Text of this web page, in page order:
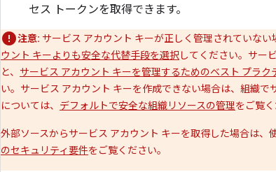
セス トークンを取得できます。
注意: サービス アカウント キーが正しく管理されていな
ウント キーよりも安全な代替手段を選択 してください。サー
と、 サービス アカウント キーを管理するためのベスト プラク
い。サービス アカウント キーを作成できない場合は、組織
については、 デフォルトで安全な組織リソースの管理をご覧く
外部ソースからサービス アカウント キーを取得した場合は、
のセキュリティ要件をご覧ください。